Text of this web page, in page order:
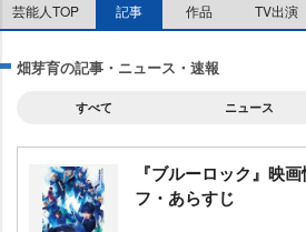
芸能人TOP 記事 作品 TV出演
畑芽育の記事・ニュース・速報
すべて ニュース
『ブルーロック』映
フ・あらすじ